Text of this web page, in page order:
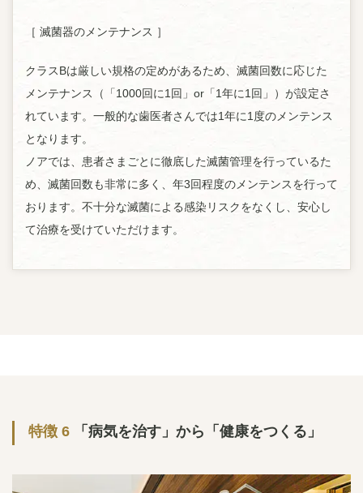
［ 滅菌器のメンテナンス ］
クラスBは厳しい規格の定めがあるため、滅菌回数に応じた
メンテナンス（「1000回に1回」or「1年に1回」）が設定さ
れています。一般的な歯医者さんでは1年に1度のメンテンス
となります。
ノアでは、患者さまごとに徹底した滅菌管理を行っているた
め、滅菌回数も非常に多く、年3回程度のメンテンスを行って
おります。不十分な滅菌による感染リスクをなくし、安心し
て治療を受けていただけます。
特徴 6 「病気を治す」から「健康をつくる」